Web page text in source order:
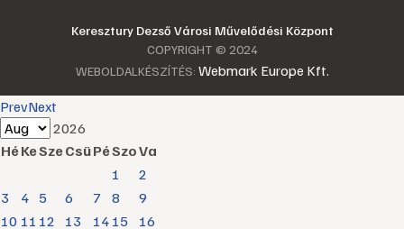
Keresztury Dezső Városi Művelődési Központ
COPYRIGHT © 2024
WEBOLDALKÉSZÍTÉS: Webmark Europe Kft.
PrevNext
2026
HéKeSzeCsüPéSzoVa
1
2
3
4 5 6 7 8
9
10 11 12 13 14 15 16